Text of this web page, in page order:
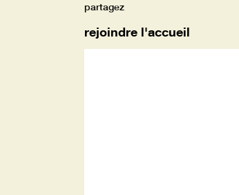
partagez
rejoindre l'accueil